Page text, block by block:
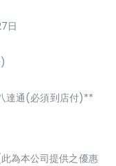
日
達通(必須到店付)**
為本公司提供之優惠